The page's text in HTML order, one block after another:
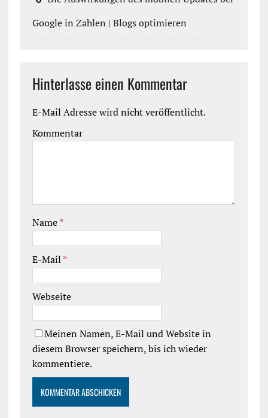
Google in Zahlen | Blogs optimieren
Hinterlasse einen Kommentar
E-Mail Adresse wird nicht veröffentlicht.
Kommentar
Name*
E-Mail *
Webseite
Meinen Namen, E-Mail und Website in
diesem Browser speichern, bis ich wieder
kommentiere.